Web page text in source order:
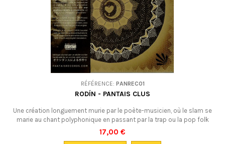
RÉFÉRENCE: PANREC01
RODÍN - PANTAIS CLUS
Une création longuement murie par le poète-musicien, où le slam se
marie au chant polyphonique en passant par la trap ou la pop folk
alternative, dans la recherche d’un équilibre idéal. Onirique et envoûtant.
17,00 €